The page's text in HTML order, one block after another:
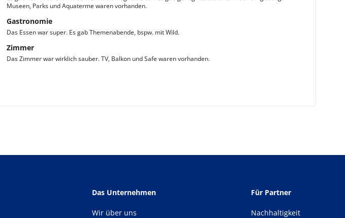
Museen, Parks und Aquaterme waren vorhanden.
Gastronomie
Das Essen war super. Es gab Themenabende, bspw. mit Wild.
Zimmer
Das Zimmer war wirklich sauber. TV, Balkon und Safe waren vorhanden.
Das Unternehmen
Wir über uns
Für Partner
Nachhaltigkeit